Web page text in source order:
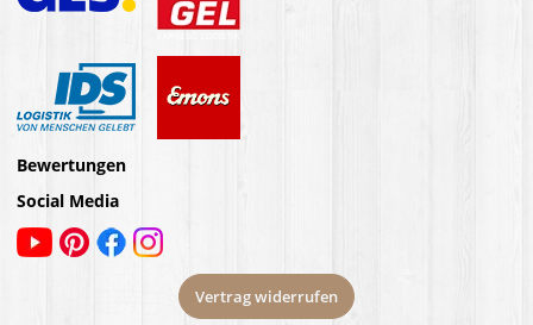
Bewertungen
Social Media
Vertrag widerrufen